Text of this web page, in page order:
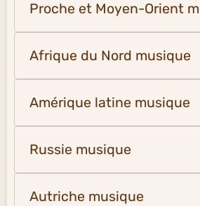
Proche et Moyen-Orient
Afrique du Nord musique
Amérique latine musique
Russie musique
Autriche musique